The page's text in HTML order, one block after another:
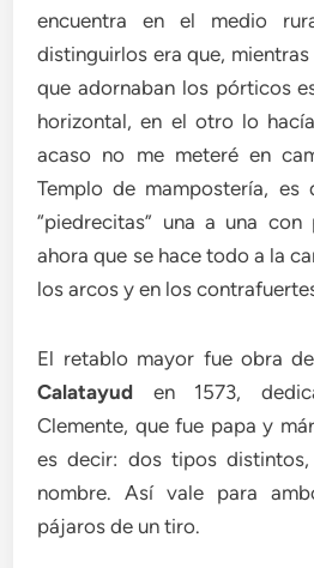
encuentra en el medio
distinguirlos era que,
que adornaban los pórticos
horizontal, en el otro lo
acaso no me meteré en
Templo de mampostería, es
“piedrecitas” una a una
ahora que se hace todo a la
los arcos y en los
El retablo mayor fue obra de
Calatayud en 1573,
Clemente, que fue papa y
es decir: dos tipos
nombre. Así vale para
pájaros de un tiro.